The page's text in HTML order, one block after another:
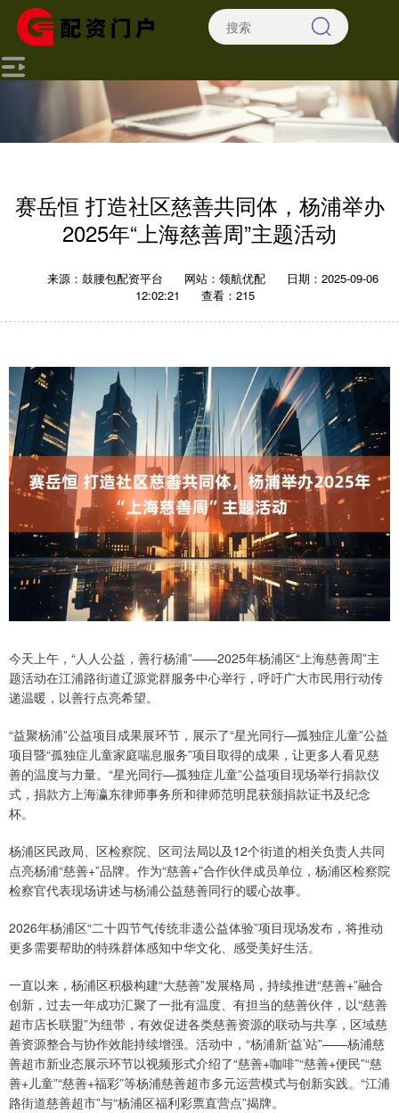
赛岳恒 打造社区慈善共同体，杨浦举办
2025年“上海慈善周”主题活动
来源：鼓腰包配资平台 网站：领航优配
日期：2025-09-06
12:02:21
查看：215
今天上午，“人人公益，善行杨浦”——2025年杨浦区“上海慈善周”主
题活动在江浦路街道辽源党群服务中心举行，呼吁广大市民用行动传
递温暖，以善行点亮希望。
“益聚杨浦”公益项目成果展环节，展示了“星光同行—孤独症儿童”公益
项目暨“孤独症儿童家庭喘息服务”项目取得的成果，让更多人看见慈
善的温度与力量。“星光同行—孤独症儿童”公益项目现场举行捐款仪
式，捐款方上海瀛东律师事务所和律师范明昆获颁捐款证书及纪念
杯。
杨浦区民政局、区检察院、区司法局以及12个街道的相关负责人共同
点亮杨浦“慈善+”品牌。作为“慈善+”合作伙伴成员单位，杨浦区检察院
检察官代表现场讲述与杨浦公益慈善同行的暖心故事。
2026年杨浦区“二十四节气传统非遗公益体验”项目现场发布，将推动
更多需要帮助的特殊群体感知中华文化、感受美好生活。
一直以来，杨浦区积极构建“大慈善”发展格局，持续推进“慈善+”融合
创新，过去一年成功汇聚了一批有温度、有担当的慈善伙伴，以“慈善
超市店长联盟”为纽带，有效促进各类慈善资源的联动与共享，区域慈
善资源整合与协作效能持续增强。活动中，“杨浦新‘益’站”——杨浦慈
善超市新业态展示环节以视频形式介绍了“慈善+咖啡”“慈善+便民”“慈
善+儿童”“慈善+福彩”等杨浦慈善超市多元运营模式与创新实践。“江浦
路街道慈善超市”与“杨浦区福利彩票直营点”揭牌。